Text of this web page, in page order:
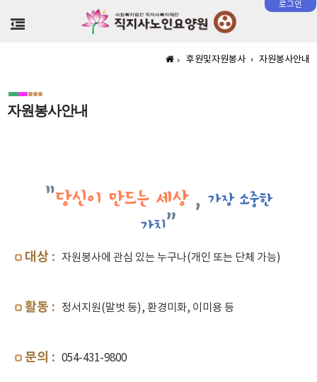
로그인
후원및자원봉사 자원봉사안내
자원봉사안내
"당신이 만드는 세상 , 가장 소중한
가치”
대상 : 자원봉사에 관심 있는 누구나(개인 또는 단체 가능)
활동 : 정서지원(말벗 등), 환경미화, 이미용 등
문의 : 054-431-9800